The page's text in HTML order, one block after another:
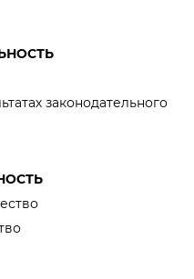
законодательного